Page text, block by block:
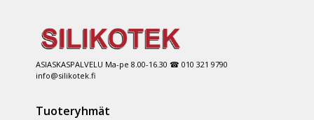
ASIASKASPALVELU Ma-pe 8.00-16.30 ☎ 010 321 9790
info@silikotek.fi
Tuoteryhmät